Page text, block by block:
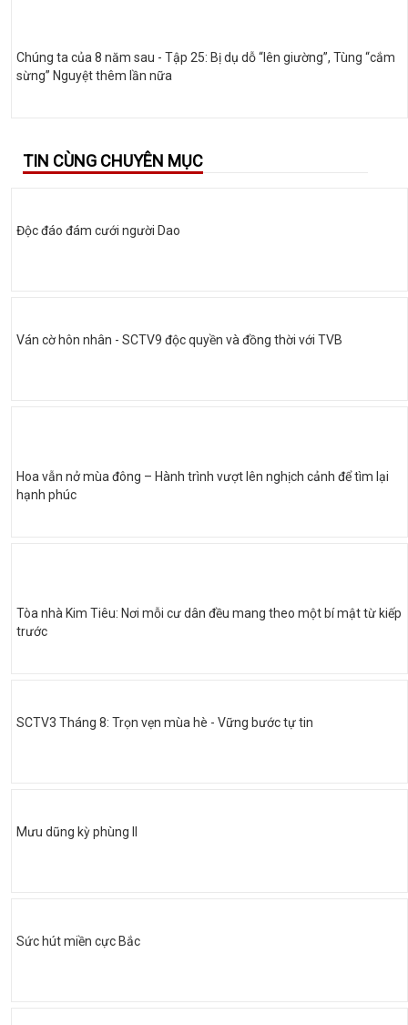
Chúng ta của 8 năm sau - Tập 25: Bị dụ dỗ “lên giường”, Tùng “cắm
sừng” Nguyệt thêm lần nữa
TIN CÙNG CHUYÊN MỤC
Độc đáo đám cưới người Dao
Ván cờ hôn nhân - SCTV9 độc quyền và đồng thời với TVB
Hoa vẫn nở mùa đông – Hành trình vượt lên nghịch cảnh để tìm lại
hạnh phúc
Tòa nhà Kim Tiêu: Nơi mỗi cư dân đều mang theo một bí mật từ kiếp
trước
SCTV3 Tháng 8: Trọn vẹn mùa hè - Vững bước tự tin
Mưu dũng kỳ phùng II
Sức hút miền cực Bắc